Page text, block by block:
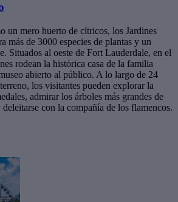
un mero huerto de cítricos, los Jardines
más de 3000 especies de plantas y un
Situados al oeste de Fort Lauderdale, en el
rodean la histórica casa de la familia
abierto al público. A lo largo de 24
los visitantes pueden explorar la
admirar los árboles más grandes de
con la compañía de los flamencos.